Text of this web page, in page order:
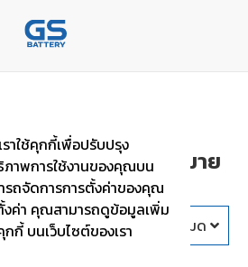
าใช้คุกกี้เพื่อปรับปรุง
ภาพการใช้งานของคุณบน
รถจัดการการตั้งค่าของคุณ
ค่า คุณสามารถดูข้อมูลเพิ่ม
กี้ บนเว็บไซต์ของเรา
CSR ความรู้ดีๆมากมาย
เอส แบตเตอรี่
ปีทั้งหมด